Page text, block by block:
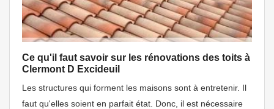
Ce qu'il faut savoir sur les rénovations des toits à
Clermont D Excideuil
Les structures qui forment les maisons sont à entretenir. Il
faut qu'elles soient en parfait état. Donc, il est nécessaire